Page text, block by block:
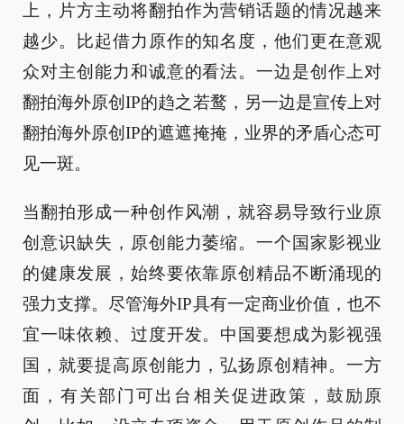
上，片方主动将翻拍作为营销话题的情况越来
越少。比起借力原作的知名度，他们更在意观
众对主创能力和诚意的看法。一边是创作上对
翻拍海外原创IP的趋之若鹜，另一边是宣传上对
翻拍海外原创IP的遮遮掩掩，业界的矛盾心态可
见一斑。
当翻拍形成一种创作风潮，就容易导致行业原
创意识缺失，原创能力萎缩。一个国家影视业
的健康发展，始终要依靠原创精品不断涌现的
强力支撑。尽管海外IP具有一定商业价值，也不
宜一味依赖、过度开发。中国要想成为影视强
国，就要提高原创能力，弘扬原创精神。一方
面，有关部门可出台相关促进政策，鼓励原